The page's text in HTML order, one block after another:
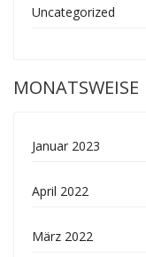
Uncategorized
MONATSWEISE
Januar 2023
April 2022
März 2022